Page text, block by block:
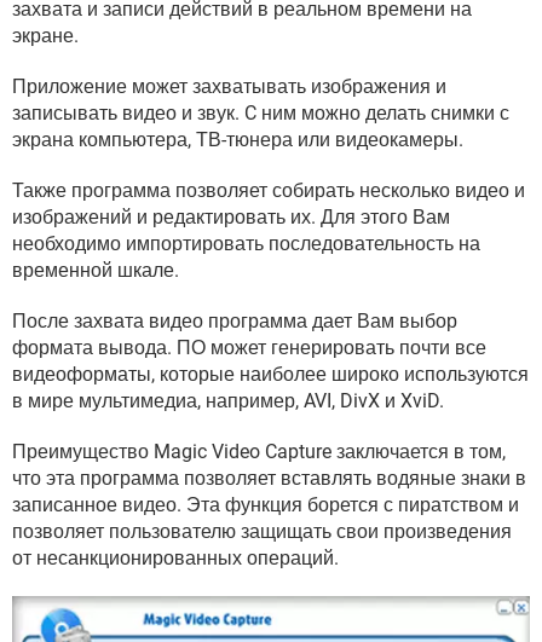
ВИДЕО GOOGLE
YANDEX
захвата и записи действий в реальном времени на
экране.
Приложение может захватывать изображения и
записывать видео и звук. C ним можно делать снимки с
экрана компьютера, ТВ-тюнера или видеокамеры.
Также программа позволяет собирать несколько видео и
изображений и редактировать их. Для этого Вам
необходимо импортировать последовательность на
временной шкале.
После захвата видео программа дает Вам выбор
формата вывода. ПО может генерировать почти все
видеоформаты, которые наиболее широко используются
в мире мультимедиа, например, AVI, DivX и XviD.
Преимущество Magic Video Capture заключается в том,
что эта программа позволяет вставлять водяные знаки в
записанное видео. Эта функция борется с пиратством и
позволяет пользователю защищать свои произведения
от несанкционированных операций.